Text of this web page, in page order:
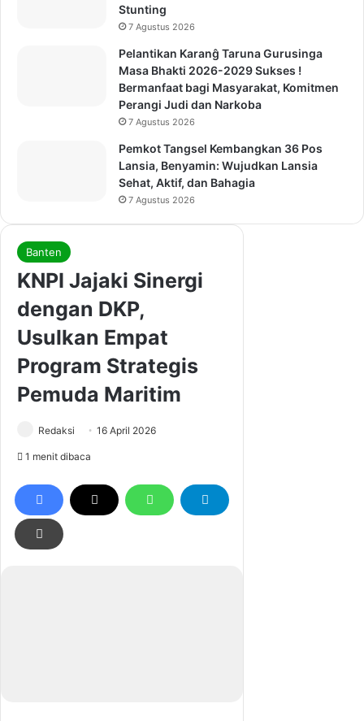
Stunting
7 Agustus 2026
Pelantikan Karanĝ Taruna Gurusinga
Masa Bhakti 2026-2029 Sukses !
Bermanfaat bagi Masyarakat, Komitmen
Perangi Judi dan Narkoba
7 Agustus 2026
Pemkot Tangsel Kembangkan 36 Pos
Lansia, Benyamin: Wujudkan Lansia
Sehat, Aktif, dan Bahagia
7 Agustus 2026